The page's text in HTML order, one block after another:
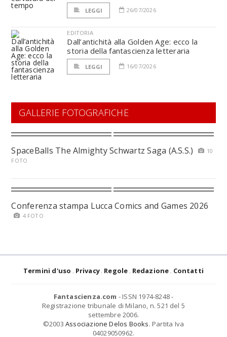
LEGGI 26/07/2026
EDITORIA
Dall’antichità alla Golden Age: ecco la
storia della fantascienza letteraria
LEGGI 16/07/2026
GALLERIE FOTOGRAFICHE
SpaceBalls The Almighty Schwartz Saga (A.S.S.)
10
FOTO
Conferenza stampa Lucca Comics and Games 2026
4 FOTO
Termini d'uso Privacy Regole Redazione Contatti
Fantascienza.com - ISSN 1974-8248 -
Registrazione tribunale di Milano, n. 521 del 5
settembre 2006.
©2003 Associazione Delos Books. Partita Iva
04029050962.